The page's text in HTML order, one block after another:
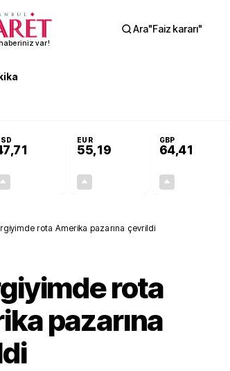
var!
Ara"Faiz kararı"
EUR
55,19
GBP
64,41
rota Amerika pazarına çevrildi
rota
pazarına